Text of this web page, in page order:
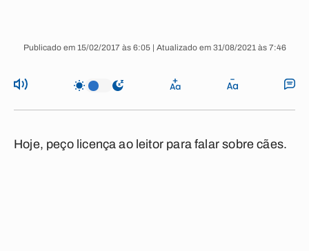
Publicado em 15/02/2017 às 6:05 | Atualizado em 31/08/2021 às 7:46
Hoje, peço licença ao leitor para falar sobre cães.